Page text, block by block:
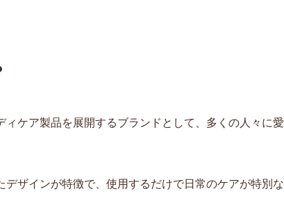
ケア製品を展開するブランドとして、多くの人々に愛
ザインが特徴で、使用するだけで日常のケアが特別な